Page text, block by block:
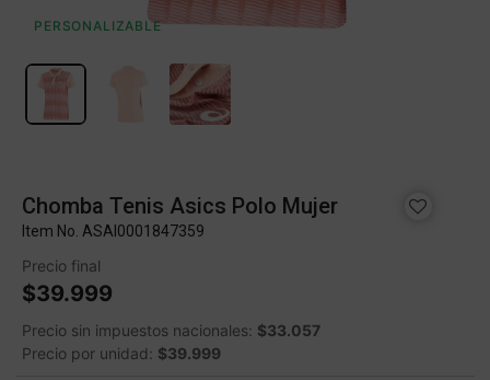
PERSONALIZABLE
Chomba Tenis Asics Polo Mujer
Item No. ASAI0001847359
Precio final
$39.999
Precio sin impuestos nacionales: $33.057
Precio por unidad: $39.999